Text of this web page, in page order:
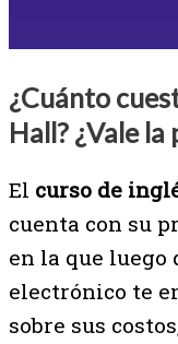
¿Cuánto
Hall? ¿Vale la
El curso de
cuenta con su
en la que
electrónico te
sobre sus